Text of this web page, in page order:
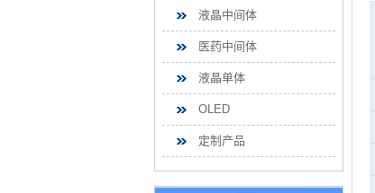
液晶中间体
医药中间体
液晶单体
OLED
定制产品